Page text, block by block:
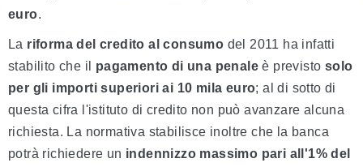
euro.
La riforma del credito al consumo del 2011 ha infatti
stabilito che il pagamento di una penale è previsto solo
per gli importi superiori ai 10 mila euro; al di sotto di
questa cifra l'istituto di credito non può avanzare alcuna
richiesta. La normativa stabilisce inoltre che la banca
potrà richiedere un indennizzo massimo pari all'1% del